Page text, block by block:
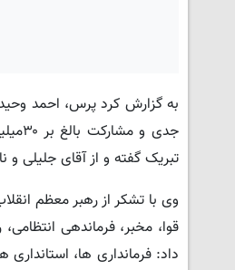
به گزارش کرد پرس، احمد
جدی
تبریک گفته و از آقای جلیلی
وی با تشکر از رهبر معظم
قوا، مخبر، فرماندهی
داد: فرمانداری ها،